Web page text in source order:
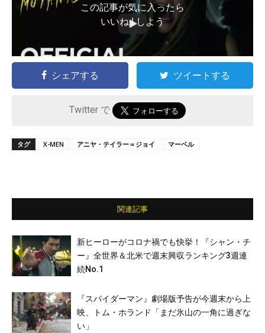
この記事が気に入ったら
いいね ! しよう
シェアする ツイートする
Twitter で
タグ X-MEN アニヤ・テイラー＝ジョイ マーベル
関連記事
新ヒーローがコロナ禍でも快挙！『シャン・チ
ー』全世界＆北米で週末興収ランキング3週連
続No.1
『スパイダーマン』劇場版予告が今週末から上
映、トム・ホランド「まだ氷山の一角に過ぎな
い」